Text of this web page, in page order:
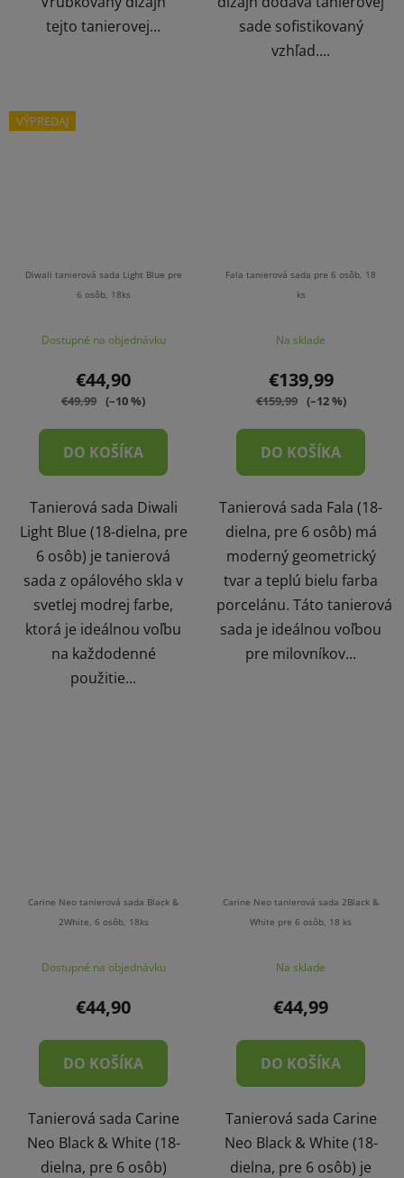
tejto tanierovej...
sade sofistikovaný
vzhľad....
VÝPREDAJ
Diwali tanierová sada Light Blue pre
6 osôb, 18ks
Dostupné na objednávku
€44,90
€49,99 (–10 %)
DO KOŠÍKA
Tanierová sada Diwali
Light Blue (18-dielna, pre
6 osôb) je tanierová
sada z opálového skla v
svetlej modrej farbe,
ktorá je ideálnou voľbu
na každodenné
použitie...
Fala tanierová sada pre 6 osôb, 18
ks
Na sklade
€139,99
€159,99 (–12 %)
DO KOŠÍKA
Tanierová sada Fala (18-
dielna, pre 6 osôb) má
moderný geometrický
tvar a teplú bielu farba
porcelánu. Táto tanierová
sada je ideálnou voľbou
pre milovníkov...
Carine Neo tanierová sada Black &
2White, 6 osôb, 18ks
Dostupné na objednávku
€44,90
DO KOŠÍKA
Tanierová sada Carine
Neo Black & White (18-
dielna, pre 6 osôb)
Carine Neo tanierová sada 2Black &
White pre 6 osôb, 18 ks
Na sklade
€44,99
DO KOŠÍKA
Tanierová sada Carine
Neo Black & White (18-
dielna, pre 6 osôb) je